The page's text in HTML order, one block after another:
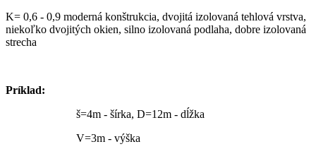
K= 0,6 - 0,9 moderná konštrukcia, dvojitá izolovaná tehlová vrstva,
niekoľko dvojitých okien, silno izolovaná podlaha, dobre izolovaná
strecha
Príklad:
š=4m - šírka, D=12m - dĺžka
V=3m - výška